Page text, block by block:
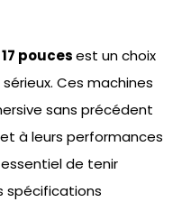
poucesest un choix
Ces machines
sans précédent
à leurs performances
de tenir
spécifications